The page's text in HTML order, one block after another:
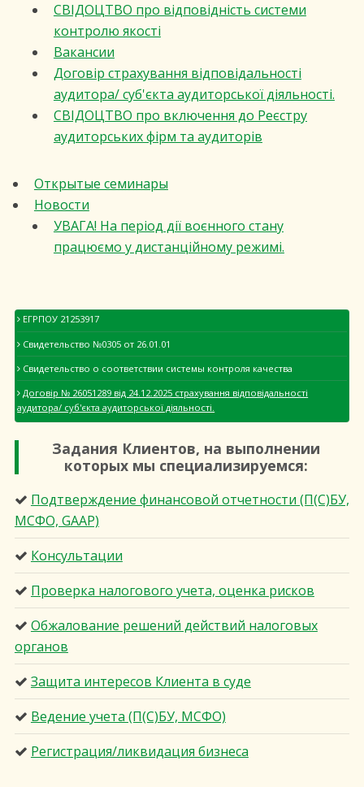
СВІДОЦТВО про відповідність системи
контролю якості
Вакансии
Договір страхування відповідальності
аудитора/ суб'єкта аудиторської діяльності.
СВІДОЦТВО про включення до Реєстру
аудиторських фірм та аудиторів
Открытые семинары
Новости
УВАГА! На період дії воєнного стану
працюємо у дистанційному режимі.
ЕГРПОУ 21253917
Свидетельство №0305 от 26.01.01
Свидетельство о соответствии системы контроля качества
Договір № 26051289 від 24.12.2025 страхування відповідальності
аудитора/ суб'єкта аудиторської діяльності.
Задания Клиентов, на выполнении
которых мы специализируемся:
Подтверждение финансовой отчетности (П(С)БУ,
МСФО, GAAP)
Консультации
Проверка налогового учета, оценка рисков
Обжалование решений действий налоговых
органов
Защита интересов Клиента в суде
Ведение учета (П(С)БУ, МСФО)
Регистрация/ликвидация бизнеса